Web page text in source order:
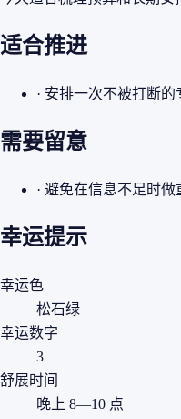
适合推进
· 安排一次不被打断的
需要留意
· 避免在信息不足时做
幸运提示
幸运色
松石绿
幸运数字
3
舒展时间
晚上 8—10 点